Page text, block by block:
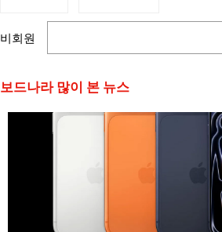
비회원
보드나라 많이 본 뉴스